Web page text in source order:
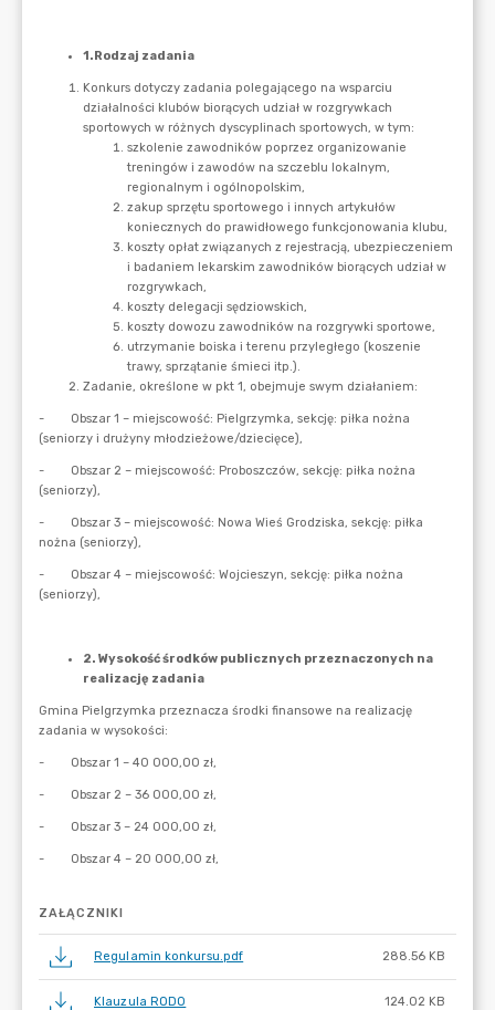
ZAŁĄCZNIKI
Regulamin konkursu.pdf 288.56 KB
Klauzula RODO 124.02 KB